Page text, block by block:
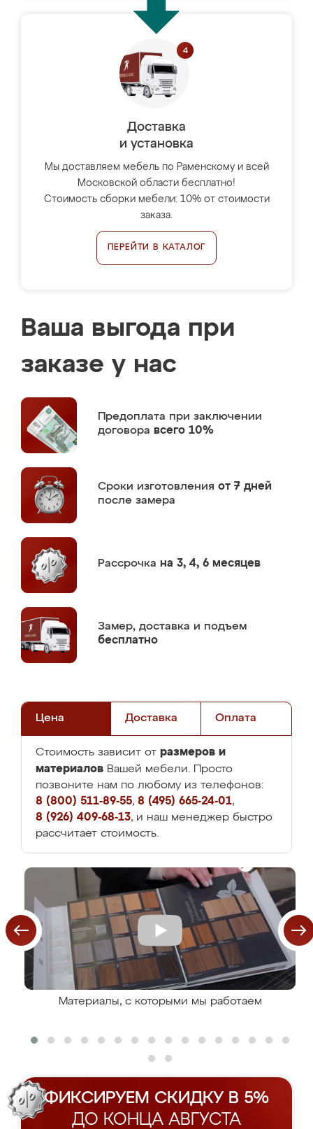
Доставка
и установка
Мы доставляем мебель по Раменскому и всей
Московской области бесплатно!
Стоимость сборки мебели: 10% от стоимости
заказа.
ПЕРЕЙТИ В КАТАЛОГ
Ваша выгода при
заказе у нас
Предоплата при заключении
договора всего 10%
Сроки изготовления от 7 дней
после замера
Рассрочка на 3, 4, 6 месяцев
Замер, доставка и подъем
бесплатно
Цена Доставка Оплата
Стоимость зависит от размеров и
материалов Вашей мебели. Просто
позвоните нам по любому из телефонов:
8 (800) 511-89-55, 8 (495) 665-24-01,
8 (926) 409-68-13, и наш менеджер быстро
рассчитает стоимость.
Материалы, с которыми мы работаем
ФИКСИРУЕМ СКИДКУ В 5%
ДО КОНЦА АВГУСТА